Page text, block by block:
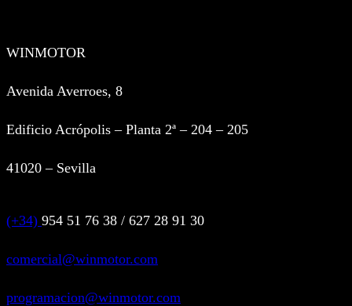
WINMOTOR
Avenida Averroes, 8
Edificio Acrópolis – Planta 2ª – 204 – 205
41020 – Sevilla
(+34) 954 51 76 38 / 627 28 91 30
comercial@winmotor.com
programacion@winmotor.com